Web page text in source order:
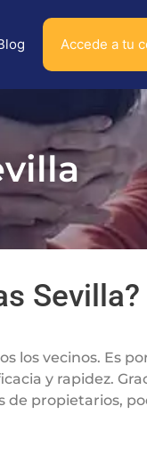
Accede a tu
Sevilla?
los vecinos. Es
y rapidez.
de propietarios,